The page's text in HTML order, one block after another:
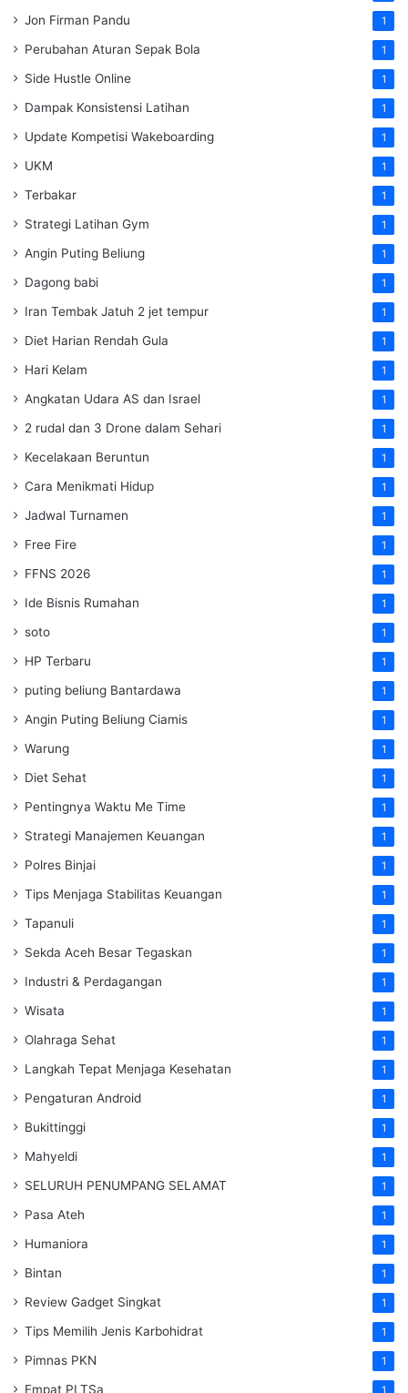
Jon Firman Pandu 1
Perubahan Aturan Sepak Bola 1
Side Hustle Online 1
Dampak Konsistensi Latihan 1
Update Kompetisi Wakeboarding 1
UKM 1
Terbakar 1
Strategi Latihan Gym 1
Angin Puting Beliung 1
Dagong babi 1
Iran Tembak Jatuh 2 jet tempur 1
Diet Harian Rendah Gula 1
Hari Kelam 1
Angkatan Udara AS dan Israel 1
2 rudal dan 3 Drone dalam Sehari 1
Kecelakaan Beruntun 1
Cara Menikmati Hidup 1
Jadwal Turnamen 1
Free Fire 1
FFNS 2026 1
Ide Bisnis Rumahan 1
soto 1
HP Terbaru 1
puting beliung Bantardawa 1
Angin Puting Beliung Ciamis 1
Warung 1
Diet Sehat 1
Pentingnya Waktu Me Time 1
Strategi Manajemen Keuangan 1
Polres Binjai 1
Tips Menjaga Stabilitas Keuangan 1
Tapanuli 1
Sekda Aceh Besar Tegaskan 1
Industri & Perdagangan 1
Wisata 1
Olahraga Sehat 1
Langkah Tepat Menjaga Kesehatan 1
Pengaturan Android 1
Bukittinggi 1
Mahyeldi 1
SELURUH PENUMPANG SELAMAT 1
Pasa Ateh 1
Humaniora 1
Bintan 1
Review Gadget Singkat 1
Tips Memilih Jenis Karbohidrat 1
Pimnas PKN 1
Empat PLTSa